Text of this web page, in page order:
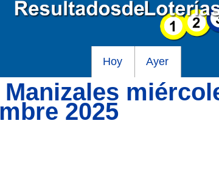
Hoy Ayer
2025